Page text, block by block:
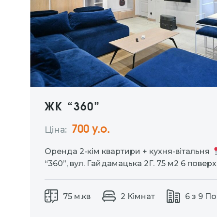
ЖК “360”
Ціна: 700 у.о.
Оренда 2-кім квартири + кухня-вітальня
“360”, вул. Гайдамацька 2Г. 75 м2 6
планування: дві окремі спальні, простора
окрема кладова, де розміщена пральна
75 м.кв 2 Кімнат 6 з 9